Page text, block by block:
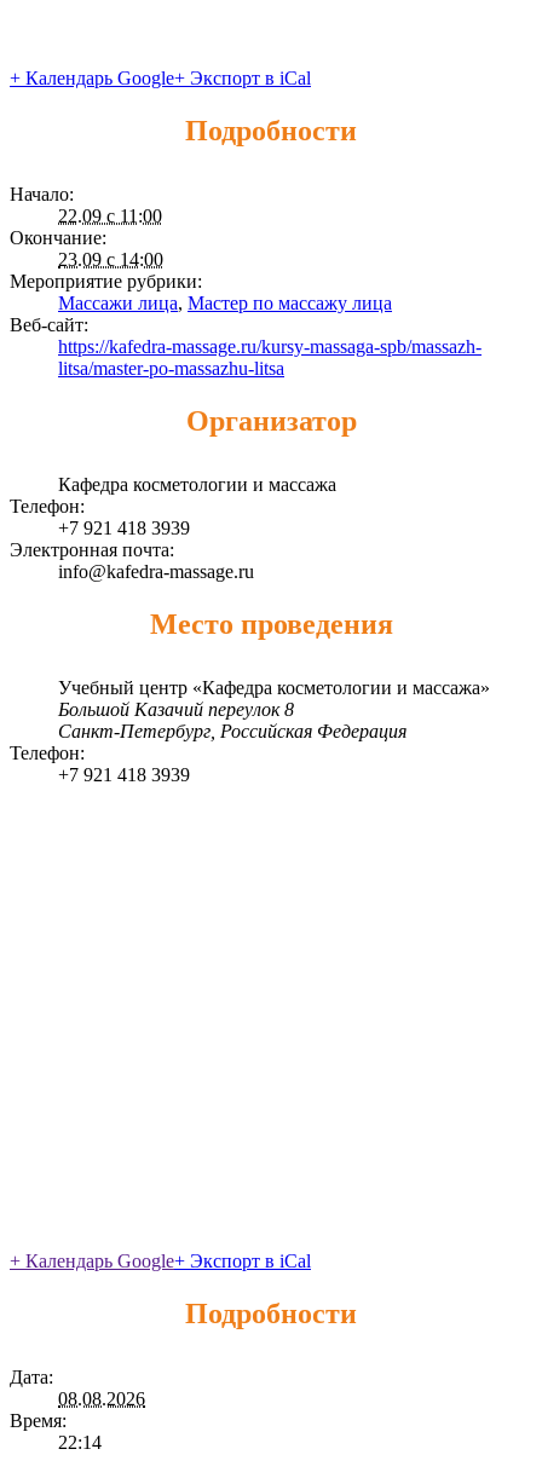
+ Календарь Google+ Экспорт в iCal
Подробности
Начало:
22.09 с 11:00
Окончание:
23.09 с 14:00
Мероприятие рубрики:
Массажи лица, Мастер по массажу лица
Веб-сайт:
https://kafedra-massage.ru/kursy-massaga-spb/massazh-
litsa/master-po-massazhu-litsa
Организатор
Кафедра косметологии и массажа
Телефон:
+7 921 418 3939
Электронная почта:
info@kafedra-massage.ru
Место проведения
Учебный центр «Кафедра косметологии и массажа»
Большой Казачий переулок 8
Санкт-Петербург Российская Федерация
Телефон:
+7 921 418 3939
+ Календарь Google+ Экспорт в iCal
Подробности
Дата:
08.08.2026
Время:
22:14